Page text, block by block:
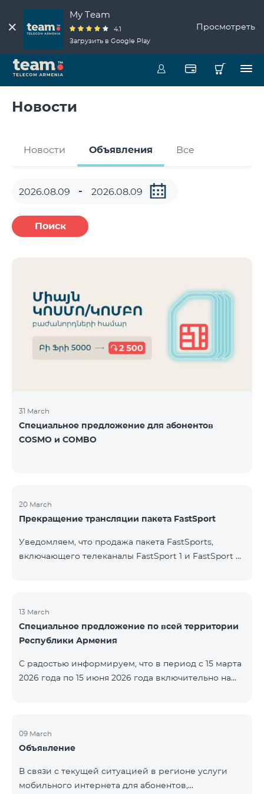
My Team
4.1
Загрузить в Google Play
Просмотреть
Новости
Новости Объявления Все
Поиск
31 March
Специальное предложение для абонентов
COSMO и COMBO
20 March
Прекращение трансляции пакета FastSport
Уведомляем, что продажа пакета FastSports,
включающего телеканалы FastSport 1 и FastSport 2,
решением вещателя. По вопросам или для
получения дополнительной информации просим
обращаться в компанию «Фаст Медиа».
13 March
Специальное предложение по всей территории
Республики Армения
С радостью информируем, что в период с 15 марта
2026 года по 15 июня 2026 года включительно на
Региональный будут доступны со скидкой 25% при
подключении на 12 месяцев с автоматическим
пакет COMBO 4 9900 также предоставляется со
скидкой 25% сроком на 12 месяцев. Кроме того, для
09 March
Объявление
В связи с текущей ситуацией в регионе услуги
мобильного интернета для абонентов,